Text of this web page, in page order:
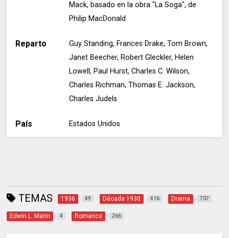
Mack, basado en la obra "La Soga", de
Philip MacDonald
Reparto
Guy Standing, Frances Drake, Tom Brown,
Janet Beecher, Robert Gleckler, Helen
Lowell, Paul Hurst, Charles C. Wilson,
Charles Richman, Thomas E. Jackson,
Charles Judels
País Estados Unidos
TEMAS 1936 49 Década 1930 416 Drama 707
Edwin L. Marin 4 Romance 266